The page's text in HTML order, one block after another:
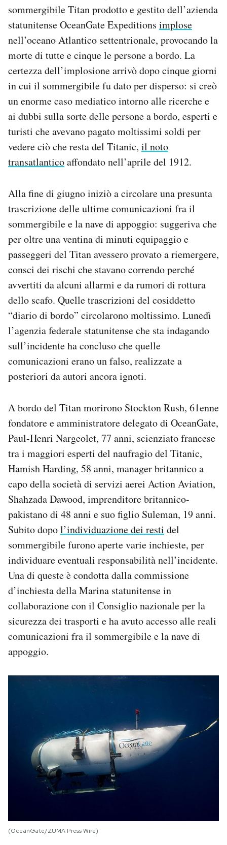
Notifiche mobile
Regala il Post
sommergibile Titan prodotto e gestito dell’azienda
statunitense OceanGate Expeditions implose
nell’oceano Atlantico settentrionale, provocando la
morte di tutte e cinque le persone a bordo. La
certezza dell’implosione arrivò dopo cinque giorni
in cui il sommergibile fu dato per disperso: si creò
un enorme caso mediatico intorno alle ricerche e
ai dubbi sulla sorte delle persone a bordo, esperti e
turisti che avevano pagato moltissimi soldi per
vedere ciò che resta del Titanic, il noto
transatlanticoaffondato nell’aprile del 1912.
Alla fine di giugno iniziò a circolare una presunta
trascrizione delle ultime comunicazioni fra il
sommergibile e la nave di appoggio: suggeriva che
per oltre una ventina di minuti equipaggio e
passeggeri del Titan avessero provato a riemergere,
consci dei rischi che stavano correndo perché
avvertiti da alcuni allarmi e da rumori di rottura
dello scafo. Quelle trascrizioni del cosiddetto
“diario di bordo” circolarono moltissimo. Lunedì
l’agenzia federale statunitense che sta indagando
sull’incidente ha concluso che quelle
comunicazioni erano un falso, realizzate a
posteriori da autori ancora ignoti.
A bordo del Titan morirono Stockton Rush, 61enne
fondatore e amministratore delegato di OceanGate,
Paul-Henri Nargeolet, 77 anni, scienziato francese
tra i maggiori esperti del naufragio del Titanic,
Hamish Harding, 58 anni, manager britannico a
capo della società di servizi aerei Action Aviation,
Shahzada Dawood, imprenditore britannico-
pakistano di 48 anni e suo figlio Suleman, 19 anni.
Subito dopol’individuazione dei resti del
sommergibile furono aperte varie inchieste, per
individuare eventuali responsabilità nell’incidente.
Una di queste è condotta dalla commissione
d’inchiesta della Marina statunitense in
collaborazione con il Consiglio nazionale per la
sicurezza dei trasporti e ha avuto accesso alle reali
comunicazioni fra il sommergibile e la nave di
appoggio.
(OceanGate/ZUMA Press Wire)